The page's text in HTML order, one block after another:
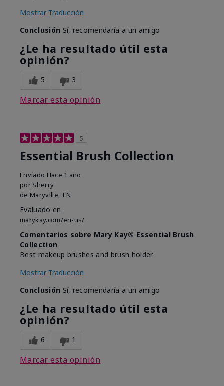
Mostrar Traducción
Conclusión Sí, recomendaría a un amigo
¿Le ha resultado útil esta
opinión?
5 3
Marcar esta opinión
5
Essential Brush Collection
Enviado Hace 1 año
por Sherry
de Maryville, TN
Evaluado en
marykay.com/en-us/
Comentarios sobre Mary Kay® Essential Brush
Collection
Best makeup brushes and brush holder.
Mostrar Traducción
Conclusión Sí, recomendaría a un amigo
¿Le ha resultado útil esta
opinión?
6 1
Marcar esta opinión